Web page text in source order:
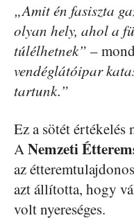
„Amit én fasiszta
olyan hely, ahol a
túlélhetnek” –
vendéglátóipar
tartunk.”
Ez a sötét
ANemzeti
az
azt állította, hogy
volt nyereséges.